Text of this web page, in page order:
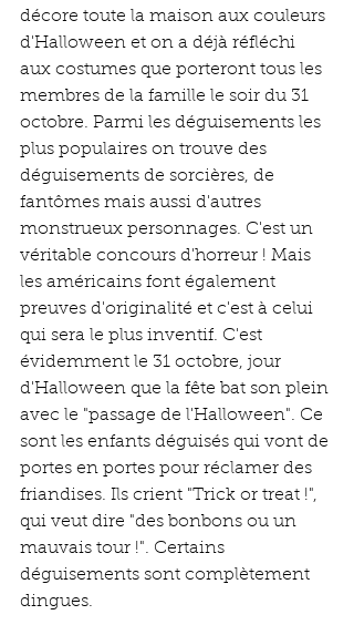
décore toute la maison aux couleurs
d'Halloween et on a déjà réfléchi
aux costumes que porteront tous les
membres de la famille le soir du 31
octobre. Parmi les déguisements les
plus populaires on trouve des
déguisements de sorcières, de
fantômes mais aussi d'autres
monstrueux personnages. C'est un
véritable concours d'horreur ! Mais
les américains font également
preuves d'originalité et c'est à celui
qui sera le plus inventif. C'est
évidemment le 31 octobre, jour
d'Halloween que la fête bat son plein
avec le "passage de l'Halloween". Ce
sont les enfants déguisés qui vont de
portes en portes pour réclamer des
friandises. Ils crient "Trick or treat !",
qui veut dire "des bonbons ou un
mauvais tour !". Certains
déguisements sont complètement
dingues.